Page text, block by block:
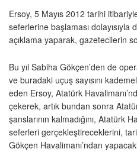
Ersoy, 5 Mayıs 2012 tarihi
seferlerine başlaması dolayısıyla
açıklama yaparak, gazetecilerin
Bu yıl Sabiha Gökçen’den de
ve buradaki uçuş sayısını
eden Ersoy, Atatürk
çekerek, artık bundan sonra
şanslarının kalmadığını, Atatürk
seferleri gerçekleştireceklerini,
Gökçen Havalimanı’ndan